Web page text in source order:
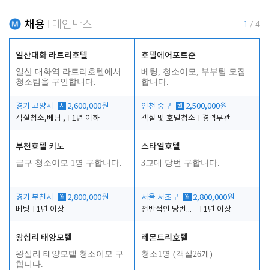
채용 메인박스 1 / 4
일산대화 라트리호텔
일산 대화역 라트리호텔에서
청소팀을 구인합니다.
경기 고양시 시
2,600,000원
객실청소,베팅 ,
1년 이하
호텔에어포트준
베팅, 청소이모, 부부팀 모집
합니다.
인천 중구 월 2,500,000원
객실 및 호텔청소
경력무관
부천호텔 키노
급구 청소이모 1명 구합니다.
경기 부천시 월 2,800,000원
베팅
1년 이상
스타일호텔
3교대 당번 구합니다.
서울 서초구 월 2,800,000원
전반적인 당번업무
1년 이상
왕십리 태양모텔
왕십리 태양모텔 청소이모 구
합니다.
레몬트리호텔
청소1명 (객실26개)